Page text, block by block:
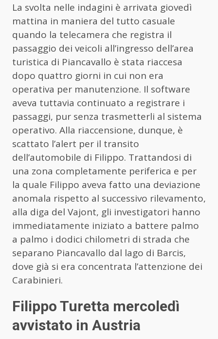
La svolta nelle indagini è arrivata giovedì
mattina in maniera del tutto casuale
quando la telecamera che registra il
passaggio dei veicoli all’ingresso dell’area
turistica di Piancavallo è stata riaccesa
dopo quattro giorni in cui non era
operativa per manutenzione. Il software
aveva tuttavia continuato a registrare i
passaggi, pur senza trasmetterli al sistema
operativo. Alla riaccensione, dunque, è
scattato l’alert per il transito
dell’automobile di Filippo. Trattandosi di
una zona completamente periferica e per
la quale Filippo aveva fatto una deviazione
anomala rispetto al successivo rilevamento,
alla diga del Vajont, gli investigatori hanno
immediatamente iniziato a battere palmo
a palmo i dodici chilometri di strada che
separano Piancavallo dal lago di Barcis,
dove già si era concentrata l’attenzione dei
Carabinieri.
Filippo Turetta mercoledì
avvistato in Austria